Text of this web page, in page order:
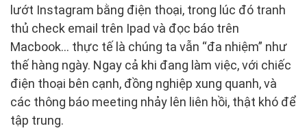
lướt Instagram bằng điện thoại, trong lúc đó tranh
thủ check email trên Ipad và đọc báo trên
Macbook… thực tế là chúng ta vẫn “đa nhiệm” như
thế hàng ngày. Ngay cả khi đang làm việc, với chiếc
điện thoại bên cạnh, đồng nghiệp xung quanh, và
các thông báo meeting nhảy lên liên hồi, thật khó để
tập trung.